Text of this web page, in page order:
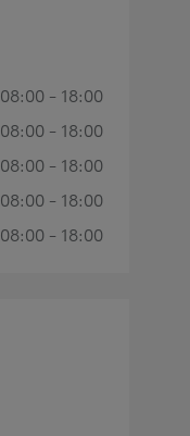
08:00 - 18:00
08:00 - 18:00
08:00 - 18:00
08:00 - 18:00
08:00 - 18:00